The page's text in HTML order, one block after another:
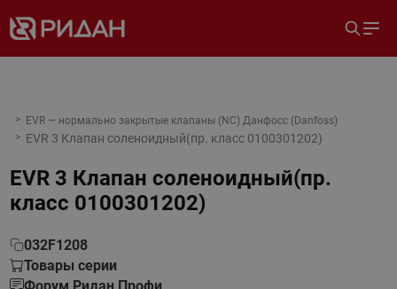
EVR — нормально закрытые клапаны (NC) Данфосс (Danfoss)
EVR 3 Клапан соленоидный(пр. класс 0100301202)
EVR 3 Клапан соленоидный(пр.
класс 0100301202)
032F1208
Товары серии